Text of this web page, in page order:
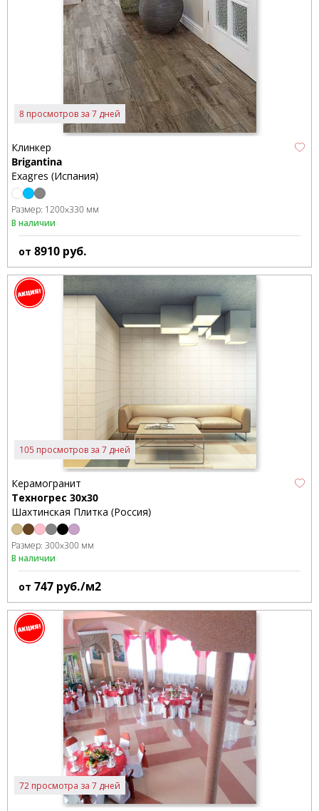
8 просмотров за 7 дней
Клинкер
Brigantina
Exagres (Испания)
Размер: 1200x330 мм
В наличии
от 8910 руб.
105 просмотров за 7 дней
Керамогранит
Техногрес 30x30
Шахтинская Плитка (Россия)
Размер: 300x300 мм
В наличии
от 747 руб./м2
72 просмотра за 7 дней